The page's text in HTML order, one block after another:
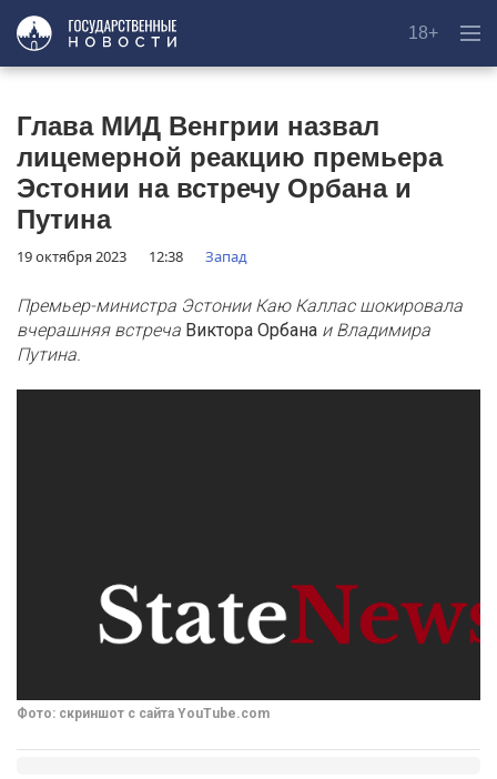
18+
Глава МИД Венгрии назвал
лицемерной реакцию премьера
Эстонии на встречу Орбана и
Путина
19 октября 2023 12:38 Запад
Премьер-министра Эстонии Каю Каллас шокировала
вчерашняя встреча Виктора Орбана и Владимира
Путина.
Фото: скриншот с сайта YouTube.com